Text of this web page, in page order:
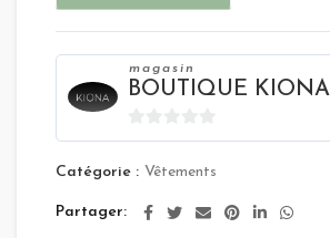
magasin
BOUTIQUE KIONA
0
sur
Catégorie : Vêtements
Partager